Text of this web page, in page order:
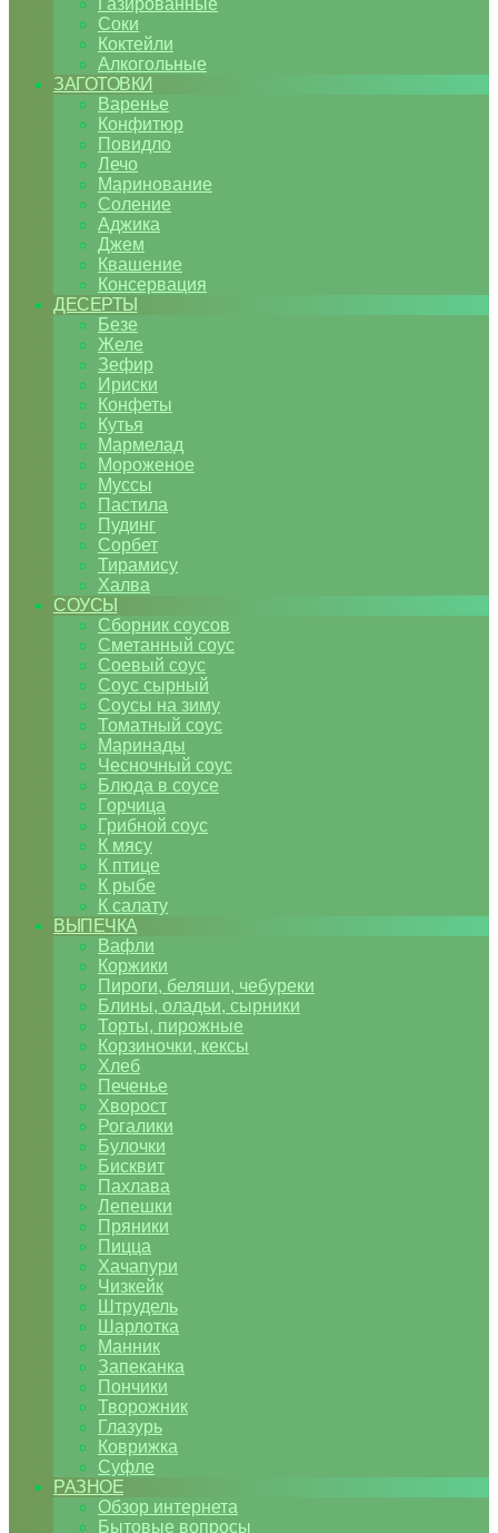
Газированные
Соки
Коктейли
Алкогольные
ЗАГОТОВКИ
Варенье
Конфитюр
Повидло
Лечо
Маринование
Соление
Аджика
Джем
Квашение
Консервация
ДЕСЕРТЫ
Безе
Желе
Зефир
Ириски
Конфеты
Кутья
Мармелад
Мороженое
Муссы
Пастила
Пудинг
Сорбет
Тирамису
Халва
СОУСЫ
Сборник соусов
Сметанный соус
Соевый соус
Соус сырный
Соусы на зиму
Томатный соус
Маринады
Чесночный соус
Блюда в соусе
Горчица
Грибной соус
К мясу
К птице
К рыбе
К салату
ВЫПЕЧКА
Вафли
Коржики
Пироги, беляши, чебуреки
Блины, оладьи, сырники
Торты, пирожные
Корзиночки, кексы
Хлеб
Печенье
Хворост
Рогалики
Булочки
Бисквит
Пахлава
Лепешки
Пряники
Пицца
Хачапури
Чизкейк
Штрудель
Шарлотка
Манник
Запеканка
Пончики
Творожник
Глазурь
Коврижка
Суфле
РАЗНОЕ
Обзор интернета
Бытовые вопросы